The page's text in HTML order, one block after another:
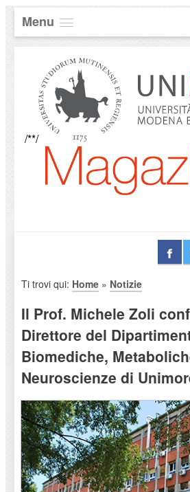
Menu
/**/
Ti trovi qui: Home» Notizie
Il Prof. Michele Zoli
Direttore del
Biomediche,
Neuroscienze di